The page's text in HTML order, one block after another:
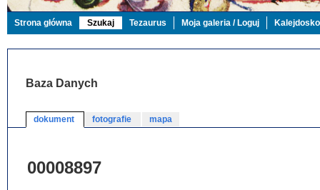
Strona główna Szukaj Tezaurus Moja galeria / Loguj
Baza Danych
dokument fotografie mapa
00008897